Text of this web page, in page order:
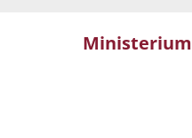
Ministerium